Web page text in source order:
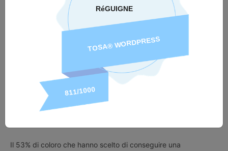
attuali e potenziali che una persona ha le competenze
necessarie a svolgere il proprio lavoro. Il punteggio su una
scala da 1 a 1.000 delle certificazioni Tosa si può inserire
facilmente nei profili dei social network professionali e nel
curriculum oppure nei piani di studio accademici e nei
L'89% di coloro che hanno conseguito la certificazione Tosa
afferma di aver guadagnato fiducia nelle proprie capacità.
Il 53% di coloro che hanno scelto di conseguire una